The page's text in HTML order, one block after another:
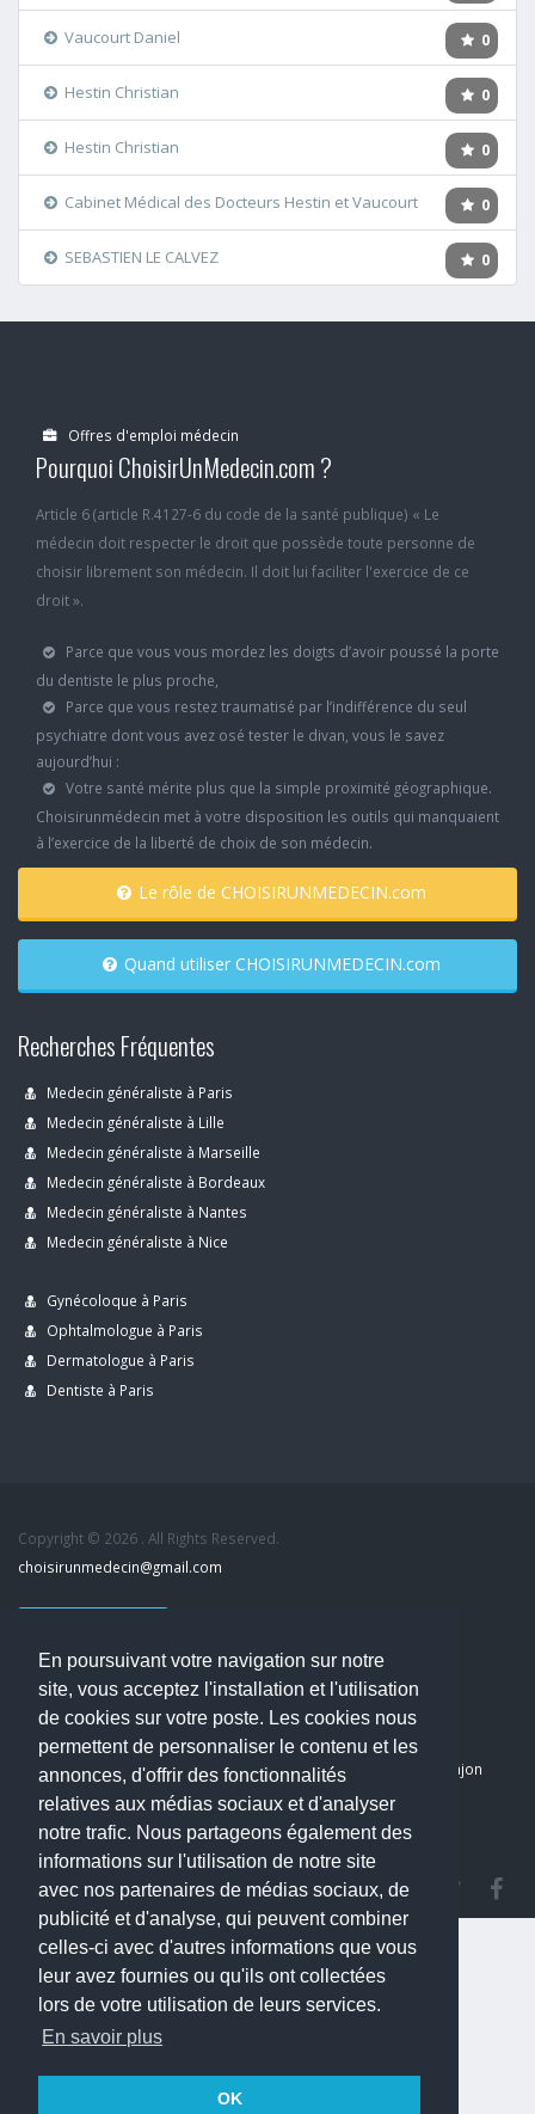
En poursuivant votre navigation sur notre
site, vous acceptez l'installation et l'utilisation
de cookies sur votre poste. Les cookies nous
permettent de personnaliser le contenu et les
annonces, d'offrir des fonctionnalités
relatives aux médias sociaux et d'analyser
notre trafic. Nous partageons également des
informations sur l'utilisation de notre site
avec nos partenaires de médias sociaux, de
publicité et d'analyse, qui peuvent combiner
celles-ci avec d'autres informations que vous
leur avez fournies ou qu'ils ont collectées
lors de votre utilisation de leurs services.
En savoir plus
OK
0
Vaucourt Daniel
0
Hestin Christian
0
Hestin Christian
0
Cabinet Médical des Docteurs Hestin et Vaucourt
0
SEBASTIEN LE CALVEZ
Offres d'emploi médecin
Pourquoi ChoisirUnMedecin.com ?
Article 6 (article R.4127-6 du code de la santé publique) « Le
médecin doit respecter le droit que possède toute personne de
choisir librement son médecin. Il doit lui faciliter l'exercice de ce
droit ».
Parce que vous vous mordez les doigts d’avoir poussé la porte
du dentiste le plus proche,
Parce que vous restez traumatisé par l’indifférence du seul
psychiatre dont vous avez osé tester le divan, vous le savez
aujourd’hui :
Votre santé mérite plus que la simple proximité géographique.
Choisirunmédecin met à votre disposition les outils qui manquaient
à l’exercice de la liberté de choix de son médecin.
Le rôle de CHOISIRUNMEDECIN.com
Quand utiliser CHOISIRUNMEDECIN.com
Recherches Fréquentes
Medecin généraliste à Paris
Medecin généraliste à Lille
Medecin généraliste à Marseille
Medecin généraliste à Bordeaux
Medecin généraliste à Nantes
Medecin généraliste à Nice
Gynécoloque à Paris
Ophtalmologue à Paris
Dermatologue à Paris
Dentiste à Paris
Copyright © 2026 . All Rights Reserved.
choisirunmedecin@gmail.com
Accueil
Blog
Mon compte
Dernier avis : PASCAL DELCAMPE, Chirurgien maxillo-faciale à Arpajon
Mentions légales
Politique de confidentialité